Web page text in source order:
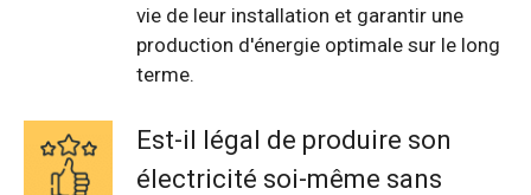
vie de leur installation et garantir une
production d'énergie optimale sur le long
terme.
Est-il légal de produire son
électricité soi-même sans